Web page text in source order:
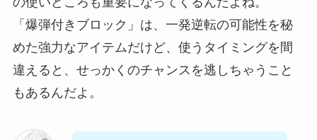
「爆弾付きブロック」は、一発逆転の可能性を秘
めた強力なアイテムだけど、使うタイミングを間
違えると、せっかくのチャンスを逃しちゃうこと
もあるんだよ。